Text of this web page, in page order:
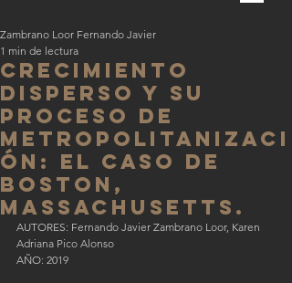
Crecimiento
disperso y su
proceso de
metropolitanizaci
ón: El caso de
Boston,
Massachusetts.
Zambrano Loor Fernando Javier
1 min de lectura
AUTORES: Fernando Javier Zambrano Loor, Karen
Adriana Pico Alonso
AÑO: 2019